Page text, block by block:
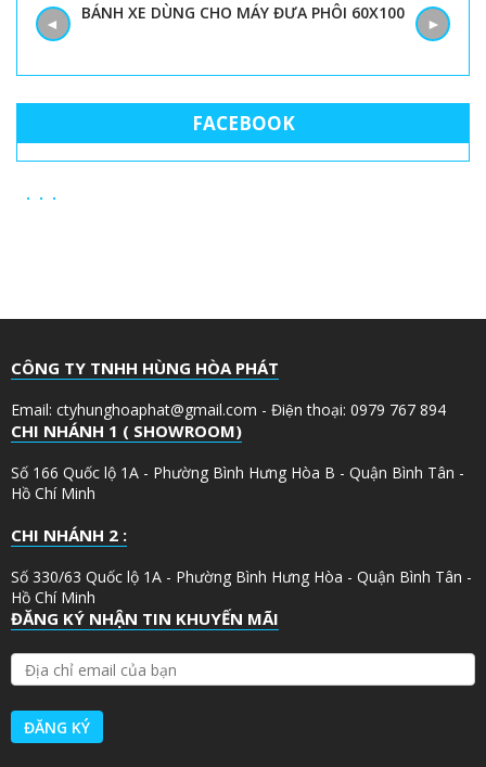
BÁNH XE DÙNG CHO MÁY ĐƯA PHÔI 60X100
◄ ►
FACEBOOK
CÔNG TY TNHH HÙNG HÒA PHÁT
Email: ctyhunghoaphat@gmail.com - Điện thoại: 0979 767 894
CHI NHÁNH 1 ( SHOWROOM)
Số 166 Quốc lộ 1A - Phường Bình Hưng Hòa B - Quận Bình Tân -
Hồ Chí Minh
CHI NHÁNH 2 :
Số 330/63 Quốc lộ 1A - Phường Bình Hưng Hòa - Quận Bình Tân -
Hồ Chí Minh
ĐĂNG KÝ NHẬN TIN KHUYẾN MÃI
Ị
A